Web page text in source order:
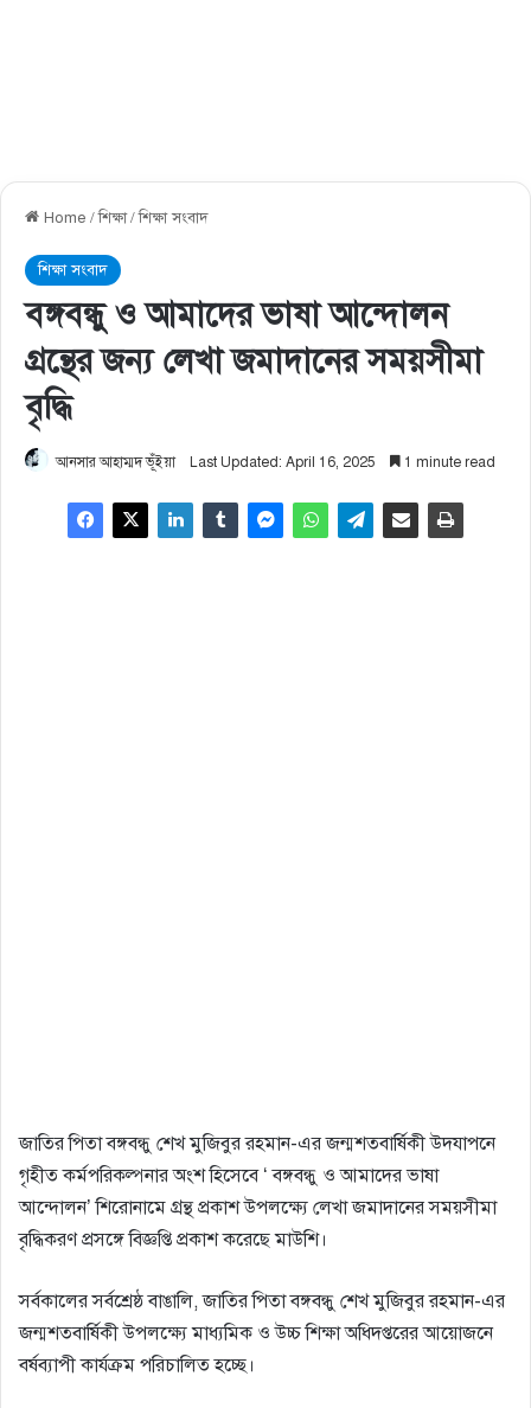
Home /শিক্ষা/শিক্ষা সংবাদ
শিক্ষা সংবাদ
বঙ্গবন্ধু ও আমাদের ভাষা আন্দোলন
গ্রন্থের জন্য লেখা জমাদানের সময়সীমা
বৃদ্ধি
আনসার আহাম্মদ ভূঁইয়া Last Updated: April 16, 2025 1 minute read
জাতির পিতা বঙ্গবন্ধু শেখ মুজিবুর রহমান-এর জন্মশতবার্ষিকী উদযাপনে
গৃহীত কর্মপরিকল্পনার অংশ হিসেবে ‘ বঙ্গবন্ধু ও আমাদের ভাষা
আন্দোলন’ শিরোনামে গ্রন্থ প্রকাশ উপলক্ষ্যে লেখা জমাদানের সময়সীমা
বৃদ্ধিকরণ প্রসঙ্গে বিজ্ঞপ্তি প্রকাশ করেছে মাউশি।
সর্বকালের সর্বশ্রেষ্ঠ বাঙালি, জাতির পিতা বঙ্গবন্ধু শেখ মুজিবুর রহমান-এর
জন্মশতবার্ষিকী উপলক্ষ্যে মাধ্যমিক ও উচ্চ শিক্ষা অধিদপ্তরের আয়ােজনে
বর্ষব্যাপী কার্যক্রম পরিচালিত হচ্ছে।